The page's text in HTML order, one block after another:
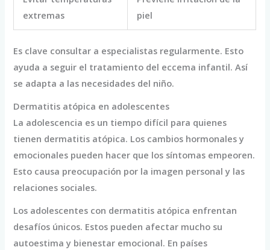
extremas
piel
Es clave consultar a especialistas regularmente. Esto
ayuda a seguir el tratamiento del eccema infantil. Así
se adapta a las necesidades del niño.
Dermatitis atópica en adolescentes
La adolescencia es un tiempo difícil para quienes
tienen dermatitis atópica. Los cambios hormonales y
emocionales pueden hacer que los síntomas empeoren.
Esto causa preocupación por la imagen personal y las
relaciones sociales.
Los adolescentes con dermatitis atópica enfrentan
desafíos únicos. Estos pueden afectar mucho su
autoestima y bienestar emocional. En países